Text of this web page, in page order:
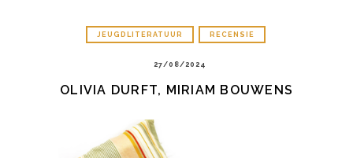
JEUGDLITERATUUR RECENSIE
27/08/2024
OLIVIA DURFT, MIRIAM BOUWENS